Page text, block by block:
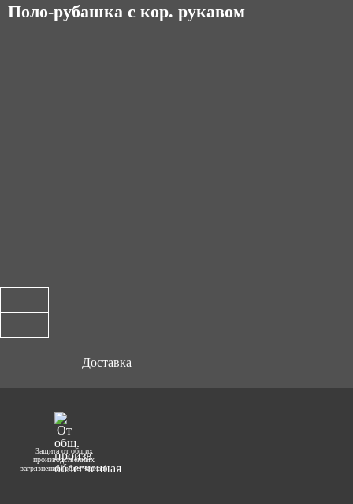
Поло-рубашка с кор. рукавом
Доставка
Защита от общих
производственных
загрязнений (облегченная)